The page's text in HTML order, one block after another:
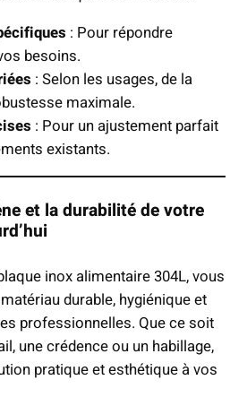
: Pour répondre
besoins.
: Selon les usages, de la
maximale.
: Pour un ajustement parfait
existants.
et la durabilité de votre
inox alimentaire 304L, vous
durable, hygiénique et
professionnelles. Que ce soit
une crédence ou un habillage,
pratique et esthétique à vos